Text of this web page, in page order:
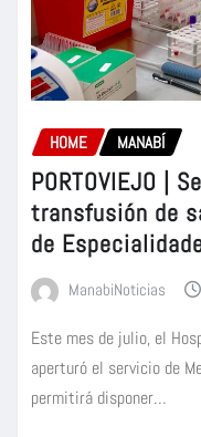
HOME MANABÍ
PORTOVIEJO |
transfusión de
de
ManabiNoticias
Este mes de julio, el
aperturó el servicio de
permitirá disponer…